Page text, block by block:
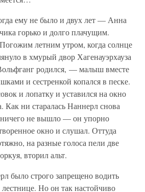
ему не было и двух лет — Анна
горько и долго плачущим.
летним утром, когда солнце
в хмурый двор Хагенауэрхауза
родился, — малыш вместе
и сестренкой копался в песке.
и лопатку и уставился на окно
Как ни старалась Наннерл снова
ничего не вышло — он упорно
окно и слушал. Оттуда
на разные голоса пели две
вторил альт.
было строго запрещено водить
лестнице. Но он так настойчиво